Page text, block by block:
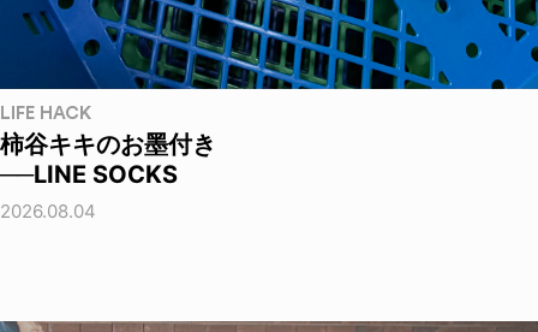
LIFE HACK
柿谷キキのお墨付き
──LINE SOCKS
2026.08.04